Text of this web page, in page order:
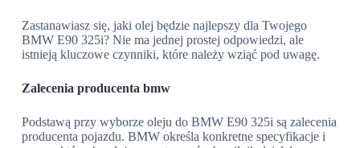
Zastanawiasz się, jaki olej będzie najlepszy dla Twojego
BMW E90 325i? Nie ma jednej prostej odpowiedzi, ale
istnieją kluczowe czynniki, które należy wziąć pod uwagę.
Zalecenia producenta bmw
Podstawą przy wyborze oleju do BMW E90 325i są zalecenia
producenta pojazdu. BMW określa konkretne specyfikacje i